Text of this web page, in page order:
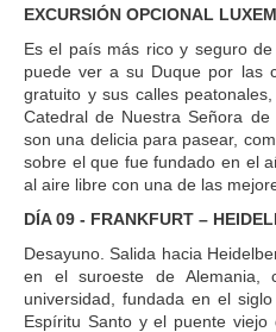
EXCURSIÓN OPCIONAL
Es el país más rico y seguro
puede ver a su Duque por las
gratuito y sus calles
Catedral de Nuestra Señora de
son una delicia para pasear,
sobre el que fue fundado en el
al aire libre con una de las
DÍA 09 - FRANKFURT –
Desayuno. Salida hacia
en el suroeste de Alemania,
universidad, fundada en el
Espíritu Santo y el puente viejo